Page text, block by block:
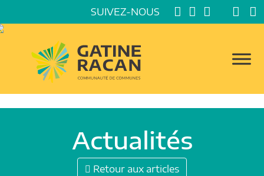
SUIVEZ-NOUS
Actualités
Retour aux articles